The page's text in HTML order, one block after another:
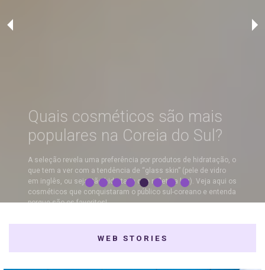
cosméticos que conquistaram o público sul-coreano e entenda
porque são os favoritos!
WEB STORIES